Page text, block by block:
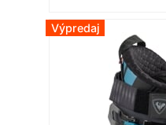
Výpredaj